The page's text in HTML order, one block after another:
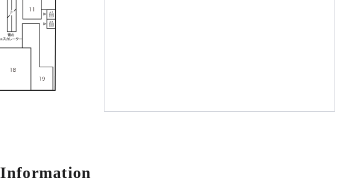
Information